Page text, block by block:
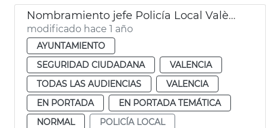
Nombramiento jefe Policía Local València comisario Albendín
modificado hace 1 año
AYUNTAMIENTO
SEGURIDAD CIUDADANA
VALENCIA
TODAS LAS AUDIENCIAS
VALENCIA
EN PORTADA
EN PORTADA TEMÁTICA
NORMAL
POLICÍA LOCAL